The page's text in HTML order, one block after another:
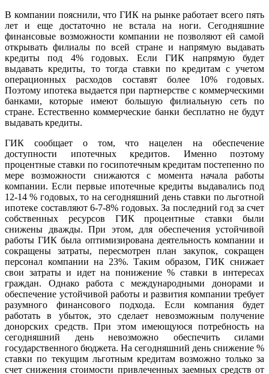
В компании пояснили, что ГИК на рынке работает всего пять
лет и еще достаточно не встала на ноги. Сегодняшние
финансовые возможности компании не позволяют ей самой
открывать филиалы по всей стране и напрямую выдавать
кредиты под 4% годовых. Если ГИК напрямую будет
выдавать кредиты, то тогда ставки по кредитам с учетом
операционных расходов составят более 10% годовых.
Поэтому ипотека выдается при партнерстве с коммерческими
банками, которые имеют большую филиальную сеть по
стране. Естественно коммерческие банки бесплатно не будут
выдавать кредиты.
ГИК сообщает о том, что нацелен на обеспечение
доступности ипотечных кредитов. Именно поэтому
процентные ставки по госипотечным кредитам постепенно по
мере возможности снижаются с момента начала работы
компании. Если первые ипотечные кредиты выдавались под
12-14 % годовых, то на сегодняшний день ставки по льготной
ипотеке составляют 6-7-8% годовых. За последний год за счет
собственных ресурсов ГИК процентные ставки были
снижены дважды. При этом, для обеспечения устойчивой
работы ГИК была оптимизирована деятельность компании и
сокращены затраты, пересмотрен план закупок, сокращен
персонал компании на 23%. Таким образом, ГИК снижает
свои затраты и идет на понижение % ставки в интересах
граждан. Однако работа с международными донорами и
обеспечение устойчивой работы и развития компании требует
разумного финансового подхода. Если компания будет
работать в убыток, это сделает невозможным получение
донорских средств. При этом имеющуюся потребность на
сегодняшний день невозможно обеспечить силами
государственного бюджета. На сегодняшний день снижение %
ставки по текущим льготным кредитам возможно только за
счет снижения стоимости привлеченных заемных средств от